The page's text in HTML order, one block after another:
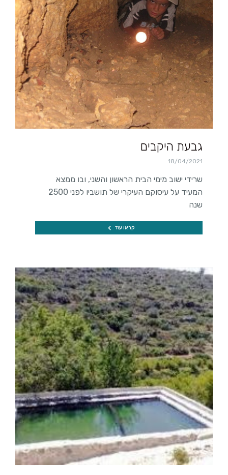
גבעת היקבים
18/04/2021
שרידי ישוב מימי הבית הראשון והשני, ובו ממצא
המעיד על עיסוקם העיקרי של תושביו לפני 2500
שנה
קראו עוד